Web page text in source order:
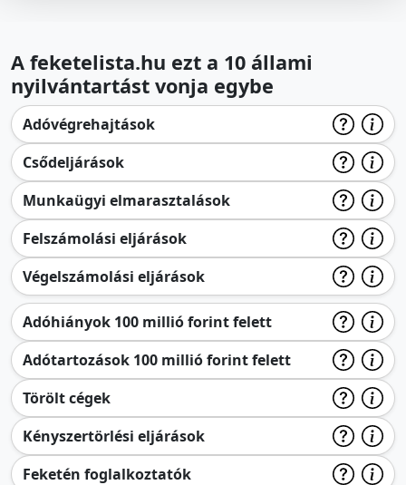
A feketelista.hu ezt a 10 állami
nyilvántartást vonja egybe
Adóvégrehajtások
Csődeljárások
Munkaügyi elmarasztalások
Felszámolási eljárások
Végelszámolási eljárások
Adóhiányok 100 millió forint felett
Adótartozások 100 millió forint felett
Törölt cégek
Kényszertörlési eljárások
Feketén foglalkoztatók